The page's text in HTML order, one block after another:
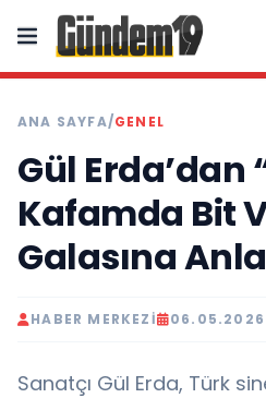
ANA SAYFA/GENEL
Gül Erda’dan
Kafamda Bit
Galasına
HABER MERKEZI
Sanatçı Gül Erda, Türk